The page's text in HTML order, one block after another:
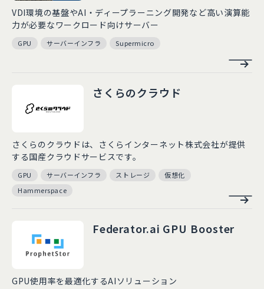
VDI環境の基盤やAI・ディープラーニング開発など高い演算能
力が必要なワークロード向けサーバー
GPU サーバーインフラ Supermicro
さくらのクラウド
さくらのクラウドは、さくらインターネット株式会社が提供
する国産クラウドサービスです。
GPU サーバーインフラ ストレージ
仮想化
Hammerspace
Federator.ai GPU Booster
GPU使用率を最適化するAIソリューション